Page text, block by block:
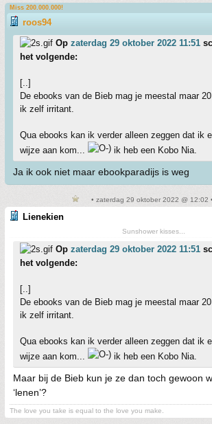
Miss 200.000.000!
roos94
Op zaterdag 29 oktober 2022 11:51
het volgende:
[..]
De ebooks van de Bieb mag je meestal maar
ik zelf irritant.
Qua ebooks kan ik verder alleen zeggen dat ik
wijze aan kom...
ik heb een Kobo Nia.
Ja ik ook niet maar ebookparadijs is weg
• zaterdag 29 oktober 2022 @ 12:02
Lienekien
Sunshower kisses...
Op zaterdag 29 oktober 2022 11:51
het volgende:
[..]
De ebooks van de Bieb mag je meestal maar
ik zelf irritant.
Qua ebooks kan ik verder alleen zeggen dat ik
wijze aan kom...
ik heb een Kobo Nia.
Maar bij de Bieb kun je ze dan toch gewoon
‘lenen’?
The love you take is equal to the love you make.